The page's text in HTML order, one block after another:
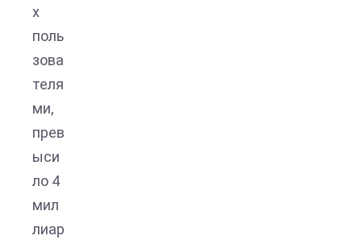
х
поль
зова
теля
ми,
прев
ыси
ло 4
мил
лиар